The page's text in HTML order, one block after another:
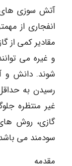
آتش سوزی های
انفجاری از
مقادیر کمی از
و غیره می
شوند. دانش و
رسیدن به
غیر منتظره
گازی، روش
سودمند می
مقدمه